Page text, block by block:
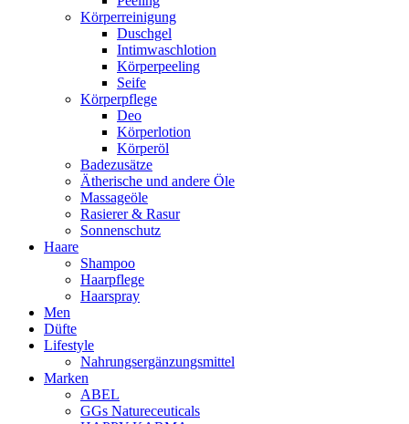
Körperreinigung
Duschgel
Intimwaschlotion
Körperpeeling
Seife
Körperpflege
Deo
Körperlotion
Körperöl
Badezusätze
Ätherische und andere Öle
Massageöle
Rasierer & Rasur
Sonnenschutz
Haare
Shampoo
Haarpflege
Haarspray
Men
Düfte
Lifestyle
Nahrungsergänzungsmittel
Marken
ABEL
GGs Natureceuticals